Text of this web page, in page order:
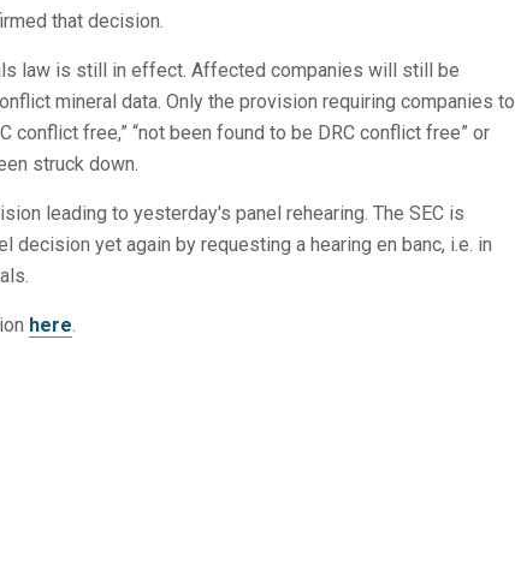
that decision.
law is still in effect. Affected companies will still be
mineral data. Only the provision requiring companies to
conflict free,” “not been found to be DRC conflict free” or
struck down.
leading to yesterday's panel rehearing. The SEC is
decision yet again by requesting a hearing en banc, i.e. in
here.